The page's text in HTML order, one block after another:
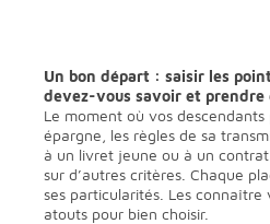
Un bon départ : saisir les
devez-vous savoir et prendre
Le moment où vos
épargne, les règles de sa
à un livret jeune ou à un
sur d’autres critères. Chaque
ses particularités. Les connaître
atouts pour bien choisir.